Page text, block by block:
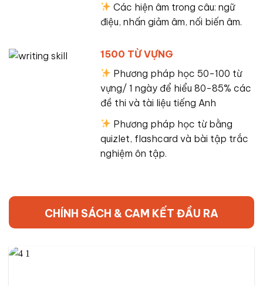
Các hiện âm trong câu: ngữ
điệu, nhấn giảm âm, nối biến âm.
1500 TỪ VỰNG
Phương pháp học 50-100 từ
vựng/ 1 ngày để hiểu 80-85% các
đề thi và tài liệu tiếng Anh
Phương pháp học từ bằng
quizlet, flashcard và bài tập trắc
nghiệm ôn tập.
CHÍNH SÁCH & CAM KẾT ĐẦU RA